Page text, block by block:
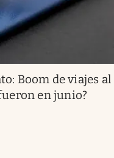
Boom de viajes al
en junio?